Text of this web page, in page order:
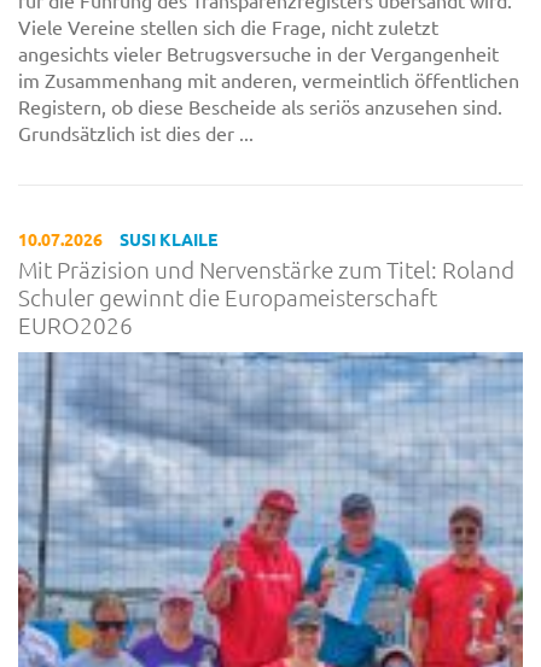
Viele Vereine stellen sich die Frage, nicht zuletzt
angesichts vieler Betrugsversuche in der Vergangenheit
im Zusammenhang mit anderen, vermeintlich öffentlichen
Registern, ob diese Bescheide als seriös anzusehen sind.
Grundsätzlich ist dies der ...
10.07.2026 SUSI KLAILE
Mit Präzision und Nervenstärke zum Titel: Roland
Schuler gewinnt die Europameisterschaft
EURO2026